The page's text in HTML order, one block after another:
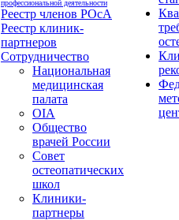
профессиональной деятельности
Реестр членов РОсА
Реестр клиник-
партнеров
Сотрудничество
Национальная
медицинская
палата
OIA
Общество
врачей России
Совет
остеопатических
школ
Клиники-
партнеры